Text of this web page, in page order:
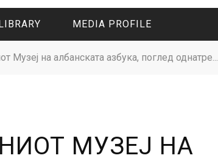
MEDIA PROFILE
Музеј на албанската азбука, поглед однатре...
МУЗЕЈ НА